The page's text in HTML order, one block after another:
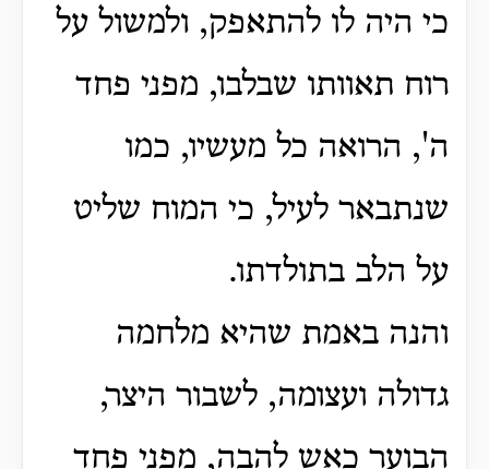
כי היה לו להתאפק, ולמשול על
רוח תאוותו שבלבו, מפני פחד
ה', הרואה כל מעשיו, כמו
שנתבאר לעיל, כי המוח שליט
על הלב בתולדתו.
והנה באמת שהיא מלחמה
גדולה ועצומה, לשבור היצר,
הבוער כאש להבה, מפני פחד